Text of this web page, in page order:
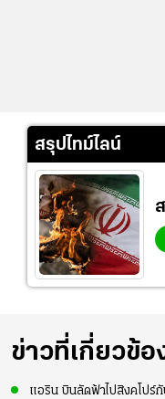
สรุปไทม์ไลน์
ข่าวที่เกี่ยวข้อ
แอริน บินลัดฟ้าไปสิงคโปร์